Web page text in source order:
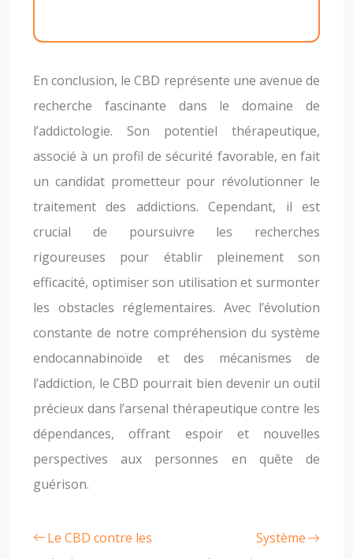
En conclusion, le CBD représente une avenue de
recherche fascinante dans le domaine de
l’addictologie. Son potentiel thérapeutique,
associé à un profil de sécurité favorable, en fait
un candidat prometteur pour révolutionner le
traitement des addictions. Cependant, il est
crucial de poursuivre les recherches
rigoureuses pour établir pleinement son
efficacité, optimiser son utilisation et surmonter
les obstacles réglementaires. Avec l’évolution
constante de notre compréhension du système
endocannabinoïde et des mécanismes de
l’addiction, le CBD pourrait bien devenir un outil
précieux dans l’arsenal thérapeutique contre les
dépendances, offrant espoir et nouvelles
perspectives aux personnes en quête de
guérison.
Le CBD contre les
Système